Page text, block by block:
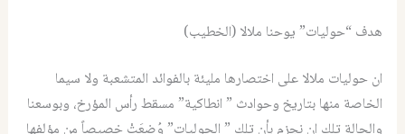
هدف “حوليات” يوحنا ملالا (الخطيب)
ان حوليات ملالا على اختصارها مليئة بالفوائد المتشعبة ولا سيما
الخاصة منها بتاريخ وحوادث ” انطاكية” مسقط رأس المؤرخ، وبوسعنا